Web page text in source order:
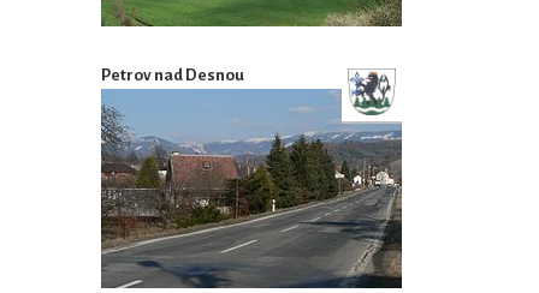
Petrov nad Desnou